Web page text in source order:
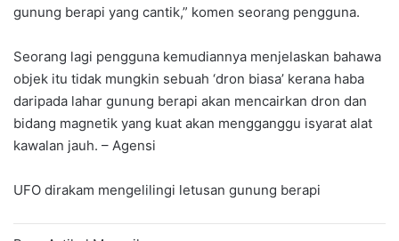
gunung berapi yang cantik,” komen seorang pengguna.
Seorang lagi pengguna kemudiannya menjelaskan bahawa
objek itu tidak mungkin sebuah ‘dron biasa’ kerana haba
daripada lahar gunung berapi akan mencairkan dron dan
bidang magnetik yang kuat akan mengganggu isyarat alat
kawalan jauh. – Agensi
UFO dirakam mengelilingi letusan gunung berapi